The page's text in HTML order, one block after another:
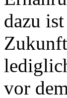
dazu
vor